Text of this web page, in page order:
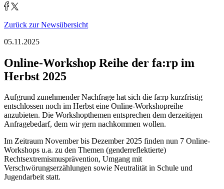
Zurück zur Newsübersicht
05.11.2025
Online-Workshop Reihe der fa:rp im
Herbst 2025
Aufgrund zunehmender Nachfrage hat sich die fa:rp kurzfristig
entschlossen noch im Herbst eine Online-Workshopreihe
anzubieten. Die Workshopthemen entsprechen dem derzeitigen
Anfragebedarf, dem wir gern nachkommen wollen.
Im Zeitraum November bis Dezember 2025 finden nun 7 Online-
Workshops u.a. zu den Themen (genderreflektierte)
Rechtsextremismusprävention, Umgang mit
Verschwörungserzählungen sowie Neutralität in Schule und
Jugendarbeit statt.